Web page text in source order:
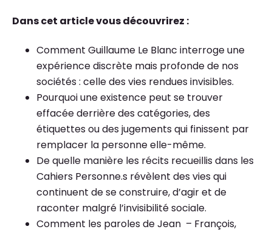
Dans cet article vous découvrirez :
Comment Guillaume Le Blanc interroge une
expérience discrète mais profonde de nos
sociétés : celle des vies rendues invisibles.
Pourquoi une existence peut se trouver
effacée derrière des catégories, des
étiquettes ou des jugements qui finissent par
remplacer la personne elle-même.
De quelle manière les récits recueillis dans les
Cahiers Personne.s révèlent des vies qui
continuent de se construire, d’agir et de
raconter malgré l’invisibilité sociale.
Comment les paroles de Jean – François,